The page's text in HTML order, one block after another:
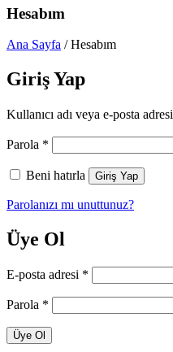
Hesabım
Ana Sayfa / Hesabım
Giriş Yap
Kullanıcı adı veya e-posta adresi
Parola *
Beni hatırla Giriş Yap
Parolanızı mı unuttunuz?
Üye Ol
E-posta adresi *
Parola *
Üye Ol